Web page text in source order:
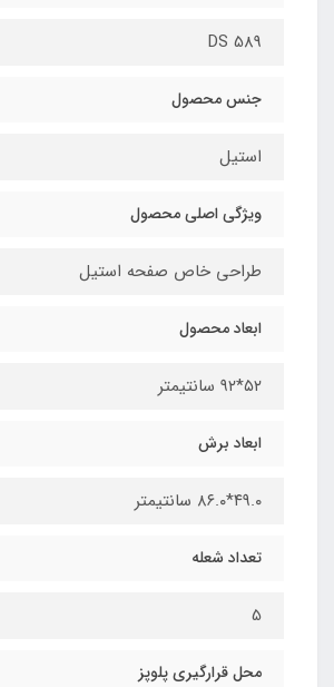
DS 589
جنس محصول
استیل
ویژگی اصلی محصول
طراحی خاص صفحه استیل
ابعاد محصول
۵۲*۹۲ سانتیمتر
ابعاد برش
۴۹.۰*۸۶.۰ سانتیمتر
تعداد شعله
5
محل قرارگیری پلوپز